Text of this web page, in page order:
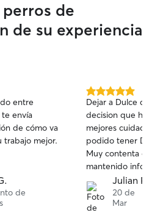
de
de su experiencia
entre
envía
de cómo va
trabajo mejor.
de
5.0
de
5
estrellas
Dejar a Dulce
decision que he
mejores
podido tener
Muy contenta
mantenido
movimientos de
contactar von
Julian R.
20 de
Mar